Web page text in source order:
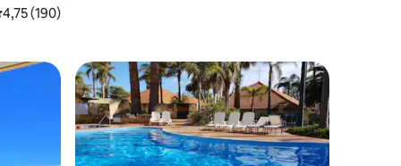
оценка: 4,75 от 5, 190 отзива
4,75 (190)